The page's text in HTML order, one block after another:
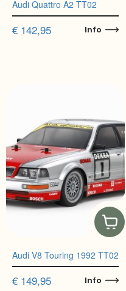
Audi Quattro A2 TT02
€ 142,95 Info
Audi V8 Touring 1992 TT02
€ 149,95 Info